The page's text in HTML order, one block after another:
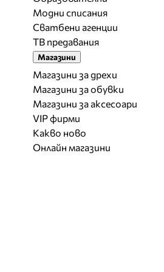
Модни списания
Сватбени агенции
ТВ предавания
Магазини
Магазини за дрехи
Магазини за обувки
Магазини за aксесоари
VIP фирми
Какво ново
Онлайн магазини